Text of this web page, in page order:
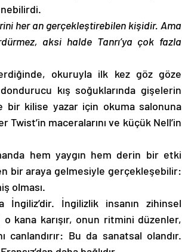
her an gerçekleştirebilen kişidir. Ama
aksi halde Tanrı’ya çok fazla
okuruyla ilk kez göz göze
kış soğuklarında gişelerin
bir kilise yazar için okuma salonuna
maceralarını ve küçük Nell’in
hem yaygın hem derin bir etki
bir araya gelmesiyle gerçekleşebilir:
olması.
İngilizlik insanın zihinsel
kana karışır, onun ritmini düzenler,
Bu da sanatsal olandır.